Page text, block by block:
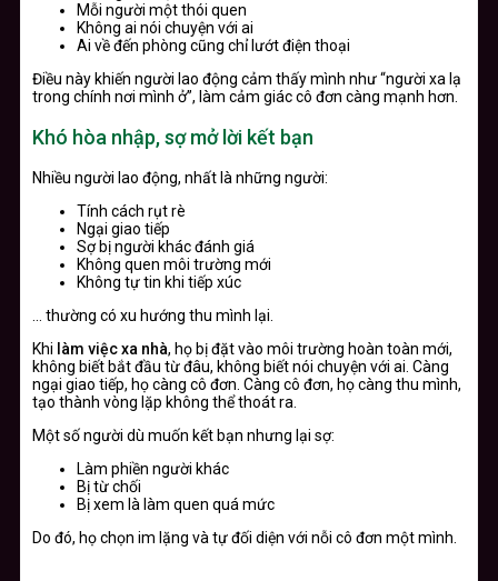
Mỗi người một thói quen
Không ai nói chuyện với ai
Ai về đến phòng cũng chỉ lướt điện thoại
Điều này khiến người lao động cảm thấy mình như “người xa lạ
trong chính nơi mình ở”, làm cảm giác cô đơn càng mạnh hơn.
Khó hòa nhập, sợ mở lời kết bạn
Nhiều người lao động, nhất là những người:
Tính cách rụt rè
Ngại giao tiếp
Sợ bị người khác đánh giá
Không quen môi trường mới
Không tự tin khi tiếp xúc
… thường có xu hướng thu mình lại.
Khi làm việc xa nhà, họ bị đặt vào môi trường hoàn toàn mới,
không biết bắt đầu từ đâu, không biết nói chuyện với ai. Càng
ngại giao tiếp, họ càng cô đơn. Càng cô đơn, họ càng thu mình,
tạo thành vòng lặp không thể thoát ra.
Một số người dù muốn kết bạn nhưng lại sợ:
Làm phiền người khác
Bị từ chối
Bị xem là làm quen quá mức
Do đó, họ chọn im lặng và tự đối diện với nỗi cô đơn một mình.